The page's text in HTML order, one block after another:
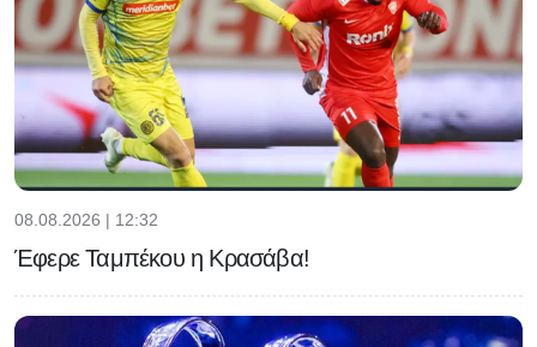
08.08.2026 | 12:32
Έφερε Ταμπέκου η Κρασάβα!